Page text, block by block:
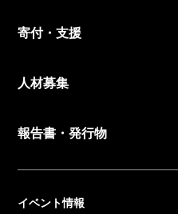
寄付・支援
人材募集
報告書・発行物
イベント情報